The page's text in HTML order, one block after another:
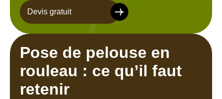
Devis gratuit
Pose de pelouse en
rouleau : ce qu’il faut
retenir